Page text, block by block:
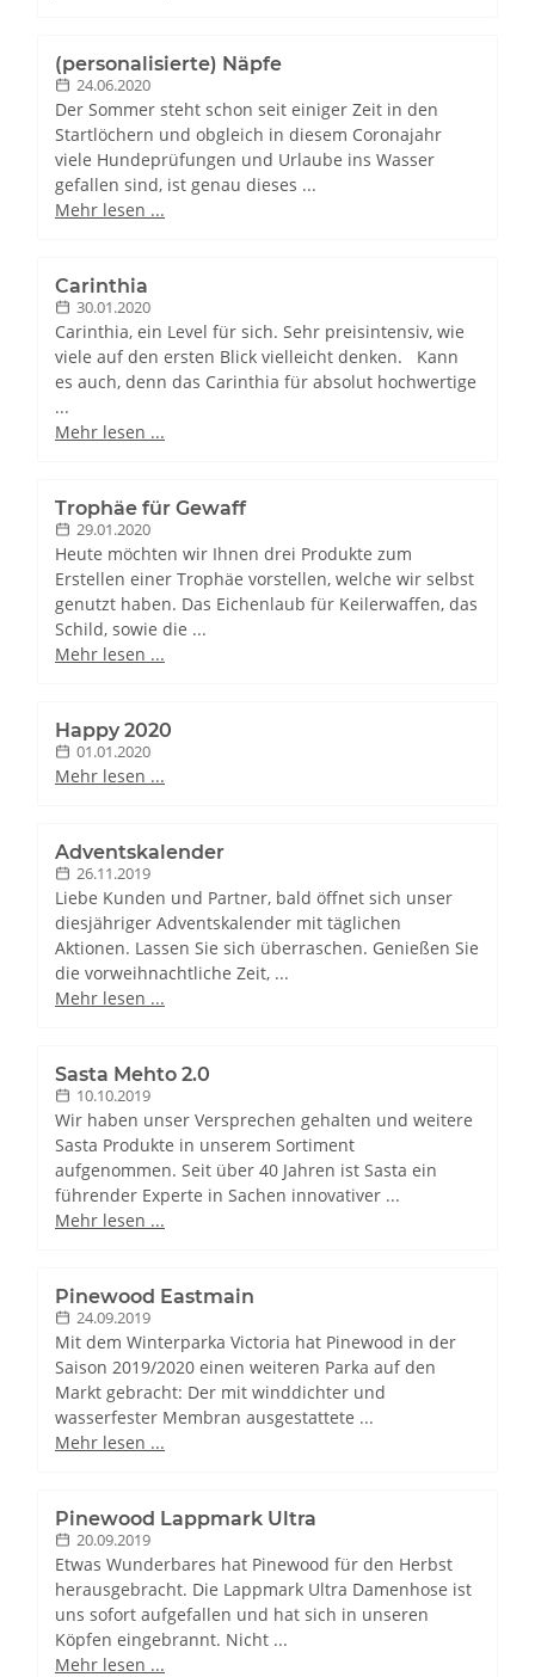
(personalisierte) Näpfe
24.06.2020
Der Sommer steht schon seit einiger Zeit in den
Startlöchern und obgleich in diesem Coronajahr
viele Hundeprüfungen und Urlaube ins Wasser
gefallen sind, ist genau dieses ...
Mehr lesen ...
Carinthia
30.01.2020
Carinthia, ein Level für sich. Sehr preisintensiv, wie
viele auf den ersten Blick vielleicht denken. Kann
es auch, denn das Carinthia für absolut hochwertige
...
Mehr lesen ...
Trophäe für Gewaff
29.01.2020
Heute möchten wir Ihnen drei Produkte zum
Erstellen einer Trophäe vorstellen, welche wir selbst
genutzt haben. Das Eichenlaub für Keilerwaffen, das
Schild, sowie die ...
Mehr lesen ...
Happy 2020
01.01.2020
Mehr lesen ...
Adventskalender
26.11.2019
Liebe Kunden und Partner, bald öffnet sich unser
diesjähriger Adventskalender mit täglichen
Aktionen. Lassen Sie sich überraschen. Genießen Sie
die vorweihnachtliche Zeit, ...
Mehr lesen ...
Sasta Mehto 2.0
10.10.2019
Wir haben unser Versprechen gehalten und weitere
Sasta Produkte in unserem Sortiment
aufgenommen. Seit über 40 Jahren ist Sasta ein
führender Experte in Sachen innovativer ...
Mehr lesen ...
Pinewood Eastmain
24.09.2019
Mit dem Winterparka Victoria hat Pinewood in der
Saison 2019/2020 einen weiteren Parka auf den
Markt gebracht: Der mit winddichter und
wasserfester Membran ausgestattete ...
Mehr lesen ...
Pinewood Lappmark Ultra
20.09.2019
Etwas Wunderbares hat Pinewood für den Herbst
herausgebracht. Die Lappmark Ultra Damenhose ist
uns sofort aufgefallen und hat sich in unseren
Köpfen eingebrannt. Nicht ...
Mehr lesen ...